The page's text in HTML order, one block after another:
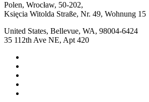
Polen, Wrocław, 50-202,
Księcia Witolda Straße, Nr. 49, Wohnung 15
United States, Bellevue, WA, 98004-6424
35 112th Ave NE, Apt 420